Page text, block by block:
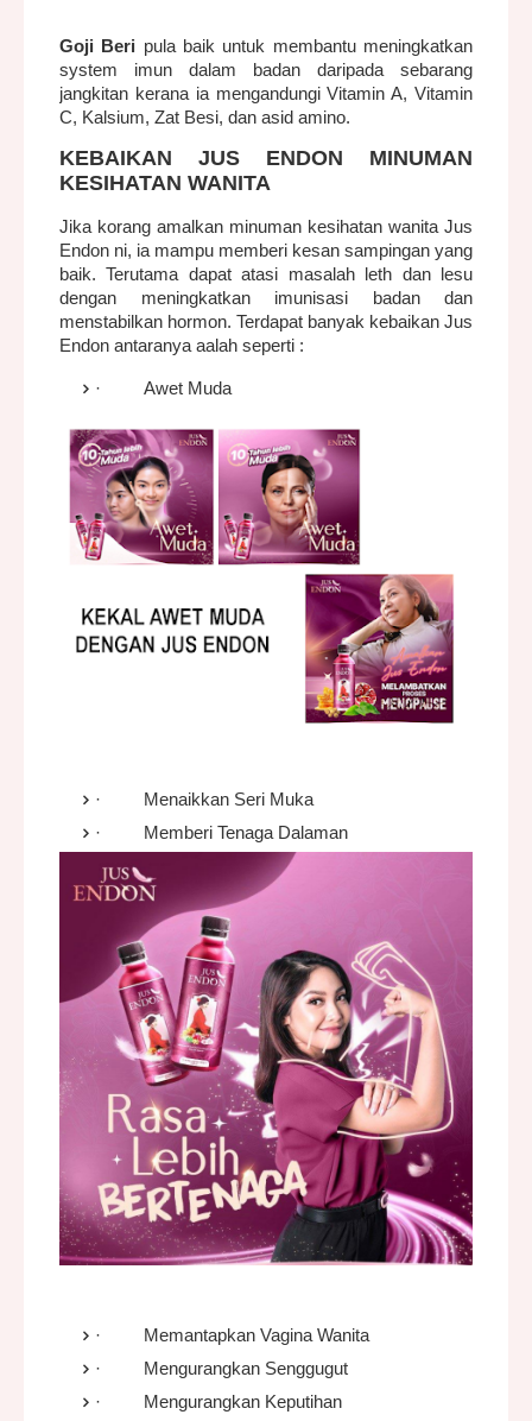
Goji Beri pula baik untuk membantu meningkatkan
system imun dalam badan daripada sebarang
jangkitan kerana ia mengandungi Vitamin A, Vitamin
C, Kalsium, Zat Besi, dan asid amino.
KEBAIKAN JUS ENDON MINUMAN
KESIHATAN WANITA
Jika korang amalkan minuman kesihatan wanita Jus
Endon ni, ia mampu memberi kesan sampingan yang
baik. Terutama dapat atasi masalah leth dan lesu
dengan meningkatkan imunisasi badan dan
menstabilkan hormon. Terdapat banyak kebaikan Jus
Endon antaranya aalah seperti :
· Awet Muda
·
Menaikkan Seri Muka
·
Memberi Tenaga Dalaman
·
Memantapkan Vagina Wanita
·
Mengurangkan Senggugut
·
Mengurangkan Keputihan